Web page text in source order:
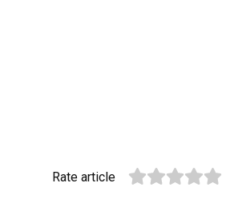
Rate article